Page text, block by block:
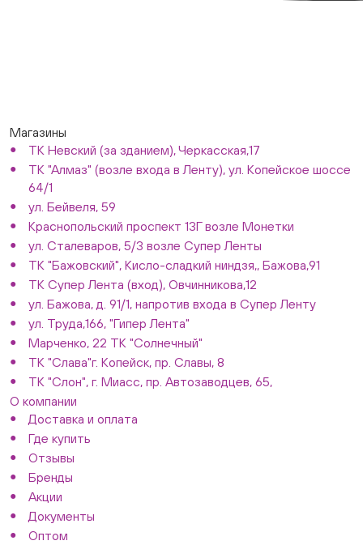
Магазины
ТК Невский (за зданием), Черкасская,17
ТК "Алмаз" (возле входа в Ленту), ул. Копейское шоссе
64/1
ул. Бейвеля, 59
Краснопольский проспект 13Г возле Монетки
ул. Сталеваров, 5/3 возле Супер Ленты
ТК "Бажовский", Кисло-сладкий ниндзя,, Бажова,91
ТК Супер Лента (вход), Овчинникова,12
ул. Бажова, д. 91/1, напротив входа в Супер Ленту
ул. Труда,166, "Гипер Лента"
Марченко, 22 ТК "Солнечный"
ТК "Слава"г. Копейск, пр. Славы, 8
ТК "Слон", г. Миасс, пр. Автозаводцев, 65,
О компании
Доставка и оплата
Где купить
Отзывы
Бренды
Акции
Документы
Оптом